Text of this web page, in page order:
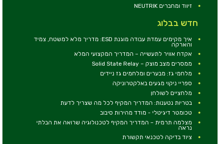
זיווד ומחברים NEUTRIK
חדש בבלוג
איך מקימים עמדת עבודה מוגנת ESD: מדריך מלא למשטח, צמיד
והארקה
אקדח אוויר לתעשייה – המדריך המקצועי המלא
ממסרים מצב מוצק – Solid State Relay
מלחמי גז: מבערים ומלחמים גז ניידים
ספריי ניקוי מגעים באלקטרוניקה
מלחציים לשולחן
בטריות נטענות: המדריך המקיף לכל מה שצריך לדעת
טכומטר דיגיטלי - מודד מהירות סיבוב
מצלמה תרמית – המדריך המקיף לטכנולוגיה שרואה את הבלתי
נראה
ציוד בדיקה לטכנאי תקשורת